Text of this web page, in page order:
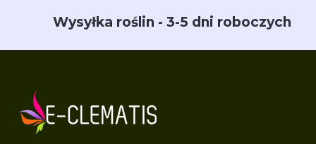
Wysyłka roślin - 3-5 dni roboczych